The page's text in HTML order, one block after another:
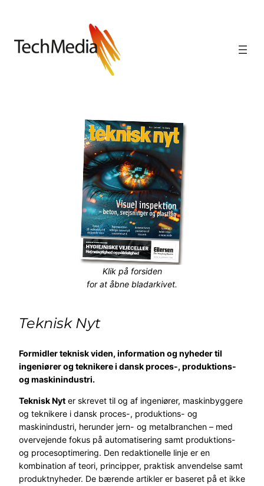
Klik på forsiden
for at åbne bladarkivet.
Teknisk Nyt
Formidler teknisk viden, information og nyheder til
ingeniører og teknikere i dansk proces-, produktions-
og maskinindustri.
Teknisk Nyt er skrevet til og af ingeniører, maskinbyggere
og teknikere i dansk proces-, produktions- og
maskinindustri, herunder jern- og metalbranchen – med
overvejende fokus på automatisering samt produktions-
og procesoptimering. Den redaktionelle linje er en
kombination af teori, principper, praktisk anvendelse samt
produktnyheder. De bærende artikler er baseret på et ikke